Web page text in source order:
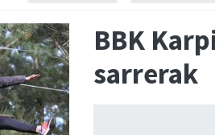
BBK
sarrerak